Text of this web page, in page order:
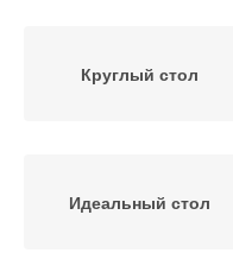
Круглый стол
Идеальный стол